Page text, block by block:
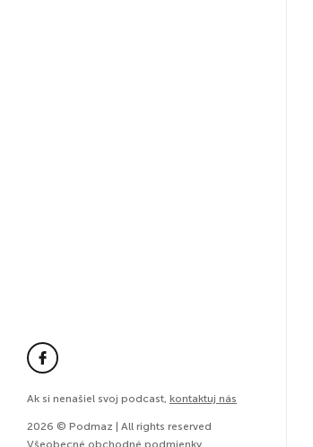
Ak si nenašiel svoj podcast, kontaktuj nás
2026 © Podmaz | All rights reserved
Všeobecné obchodné podmienky